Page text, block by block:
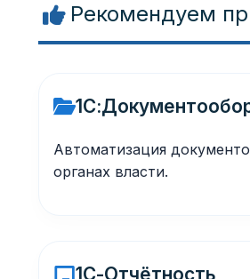
Рекомендуем
Автоматизация
органах власти.
1С-Отчётность